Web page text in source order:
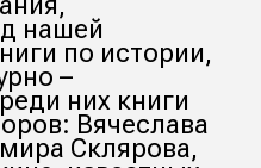
нашей
по истории,
–
них книги
Вячеслава
Склярова,